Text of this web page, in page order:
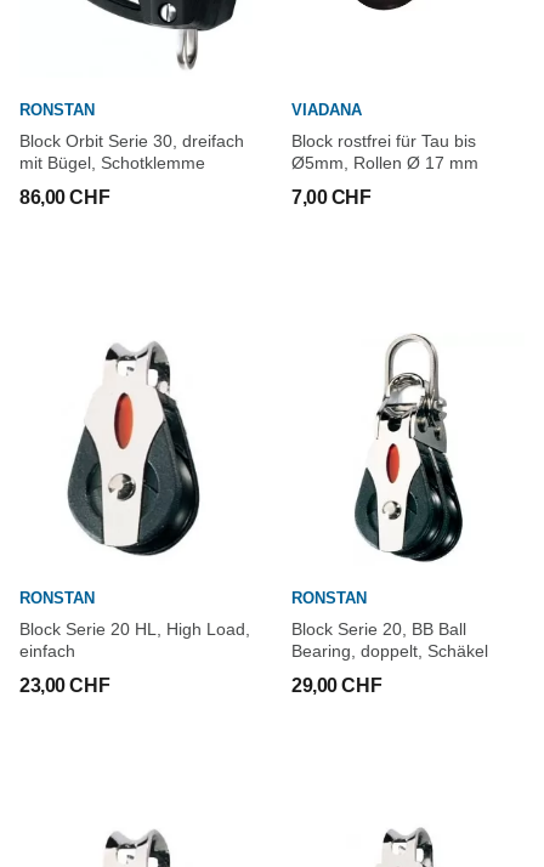
RONSTAN
Block Orbit Serie 30, dreifach
mit Bügel, Schotklemme
86,00 CHF
VIADANA
Block rostfrei für Tau bis
Ø5mm, Rollen Ø 17 mm
7,00 CHF
RONSTAN
Block Serie 20 HL, High Load,
einfach
23,00 CHF
RONSTAN
Block Serie 20, BB Ball
Bearing, doppelt, Schäkel
29,00 CHF